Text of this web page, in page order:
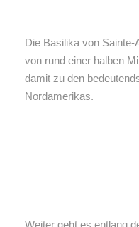
Die Basilika von
von rund einer halben
damit zu den
Nordamerikas.
Weiter geht es entlang